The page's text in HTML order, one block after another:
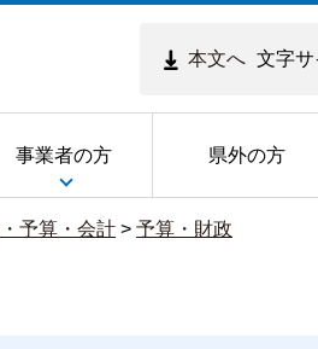
本文へ 文字
事業者の方 県外の方
予算・会計 > 予算・財政